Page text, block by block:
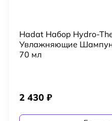
Hadat Набор Hydro-
Увлажняющие
70 мл
2 430 ₽